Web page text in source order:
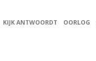
KIJK ANTWOORDT OORLOG